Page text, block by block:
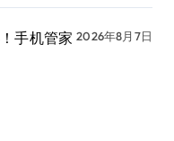
手机管家 2026年8月7日